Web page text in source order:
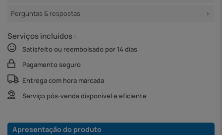
Perguntas & respostas
Serviços incluídos :
Satisfeito ou reembolsado por 14 dias
Pagamento seguro
Entrega com hora marcada
Serviço pós-venda disponível e eficiente
Apresentação do produto